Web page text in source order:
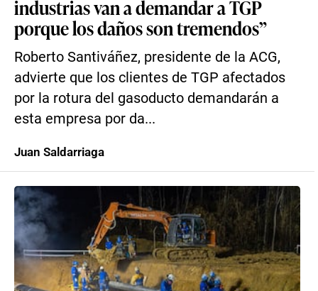
industrias van a demandar a TGP
porque los daños son tremendos”
Roberto Santiváñez, presidente de la ACG,
advierte que los clientes de TGP afectados
por la rotura del gasoducto demandarán a
esta empresa por da...
Juan Saldarriaga